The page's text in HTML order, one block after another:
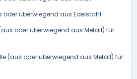
oder überwiegend aus Edelstahl
oder überwiegend aus Metall) für
(aus oder überwiegend aus Metall) für